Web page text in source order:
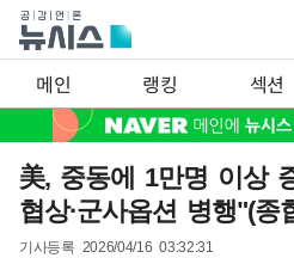
메인 랭킹 섹션
美, 중동에 1만명 이상
협상·군사옵션 병행"(종
기사등록 2026/04/16 03:32:31